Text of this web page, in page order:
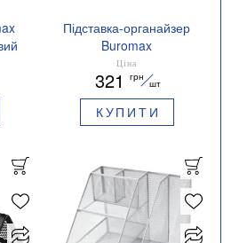
Підставка-органайзер
Buromax
200x100x100мм
металевий чорний
BM.6247-01
Ціна
321 грн
шт
КУПИТИ